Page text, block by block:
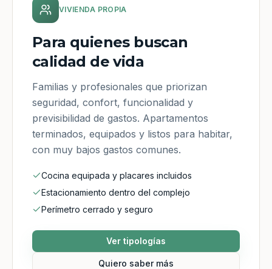
VIVIENDA PROPIA
Para quienes buscan
calidad de vida
Familias y profesionales que priorizan
seguridad, confort, funcionalidad y
previsibilidad de gastos. Apartamentos
terminados, equipados y listos para habitar,
con muy bajos gastos comunes.
Cocina equipada y placares incluidos
Estacionamiento dentro del complejo
Perímetro cerrado y seguro
Ver tipologías
Quiero saber más